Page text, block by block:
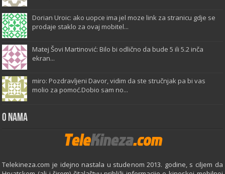
Dorian Uroic: ako uopce ima jel moze link za stranicu gdje se
prodaje staklo za ovaj mobitel...
Matej Šovi Martinović: Bilo bi odlično da bude 5 ili 5.2 inča
ekran...
miro: Pozdravljeni Davor, vidim da ste stručnjak pa bi vas
molio za pomoć.Dobio sam no...
O Nama
Telekineza.com je idejno nastala u studenom 2013. godine, s ciljem da